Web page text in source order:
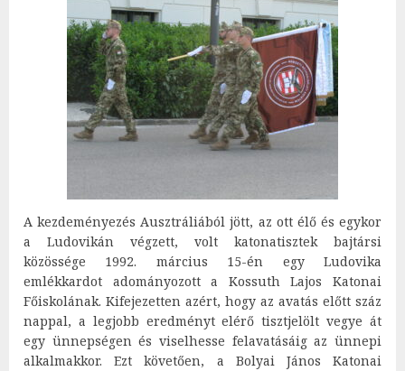
A kezdeményezés Ausztráliából jött, az ott élő és egykor
a Ludovikán végzett, volt katonatisztek bajtársi
közössége 1992. március 15-én egy Ludovika
emlékkardot adományozott a Kossuth Lajos Katonai
Főiskolának. Kifejezetten azért, hogy az avatás előtt száz
nappal, a legjobb eredményt elérő tisztjelölt vegye át
egy ünnepségen és viselhesse felavatásáig az ünnepi
alkalmakkor. Ezt követően, a Bolyai János Katonai